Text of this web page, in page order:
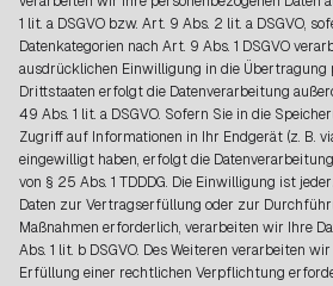
1 lit. a DSGVO bzw. Art. 9 Abs. 2 lit. a DSGVO,
Datenkategorien nach Art. 9 Abs. 1 DSGVO
ausdrücklichen Einwilligung in die Übertragung
Drittstaaten erfolgt die Datenverarbeitung
49 Abs. 1 lit. a DSGVO. Sofern Sie in die
Zugriff auf Informationen in Ihr Endgerät (z. B.
eingewilligt haben, erfolgt die
von § 25 Abs. 1 TDDDG. Die Einwilligung ist
Daten zur Vertragserfüllung oder zur
Maßnahmen erforderlich, verarbeiten wir Ihre
Abs. 1 lit. b DSGVO. Des Weiteren verarbeiten
Erfüllung einer rechtlichen Verpflichtung